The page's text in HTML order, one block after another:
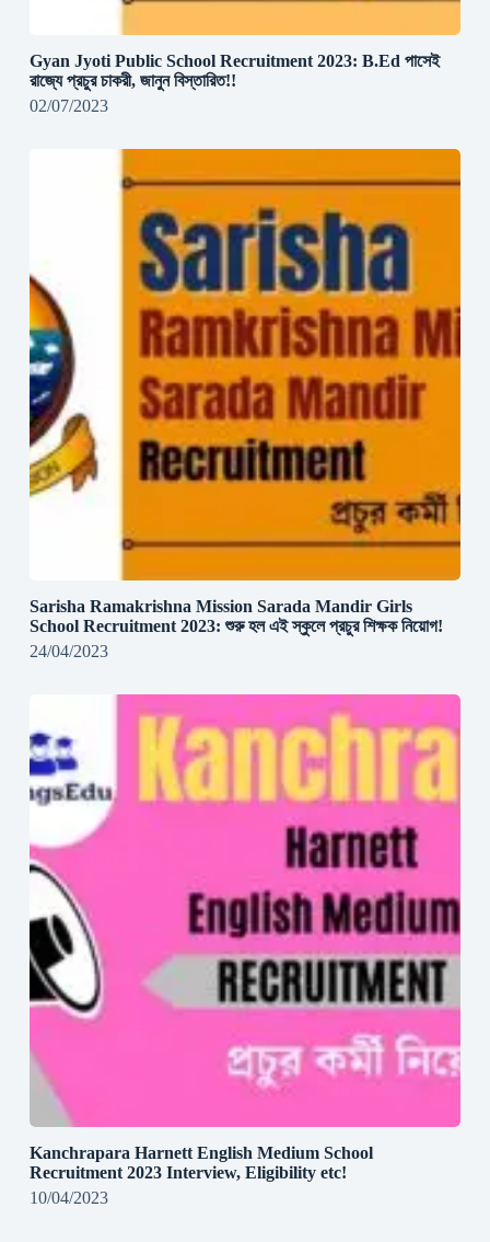
Gyan Jyoti Public School Recruitment 2023: B.Ed পাসেই
রাজ্যে প্রচুর চাকরী, জানুন বিস্তারিত!!
02/07/2023
Sarisha Ramakrishna Mission Sarada Mandir Girls
School Recruitment 2023: শুরু হল এই স্কুলে প্রচুর শিক্ষক নিয়োগ!
24/04/2023
Kanchrapara Harnett English Medium School
Recruitment 2023 Interview, Eligibility etc!
10/04/2023